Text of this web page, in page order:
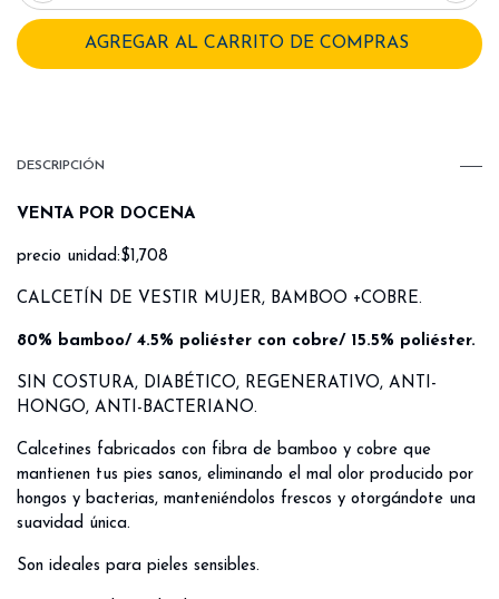
DESCRIPCIÓN
VENTA POR DOCENA
precio unidad:$1,708
CALCETÍN DE VESTIR MUJER, BAMBOO +COBRE.
80% bamboo/ 4.5% poliéster con cobre/ 15.5% poliéster.
SIN COSTURA, DIABÉTICO, REGENERATIVO, ANTI-
HONGO, ANTI-BACTERIANO.
Calcetines fabricados con fibra de bamboo y cobre que
mantienen tus pies sanos, eliminando el mal olor producido por
hongos y bacterias, manteniéndolos frescos y otorgándote una
suavidad única.
Son ideales para pieles sensibles.